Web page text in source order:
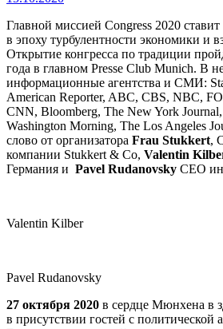
Главной миссией Congress 2020
в эпоху турбулентности экономики и
Открытие конгресса по традиции
года в главном Presse Club Munich. В
информационные агентства и СМИ:
American Reporter, ABC, CBS, NBC,
CNN, Bloomberg, The New York
Washington Morning, The Los Angeles
слово от организатора Frau Stukkert,
компании Stukkert & Co, Valentin
Германия и Pavel Rudanovsky CEO
Valentin Kilber
Pavel Rudanovsky
27 октября 2020 в сердце Мюнхена в
в присутствии гостей с политической